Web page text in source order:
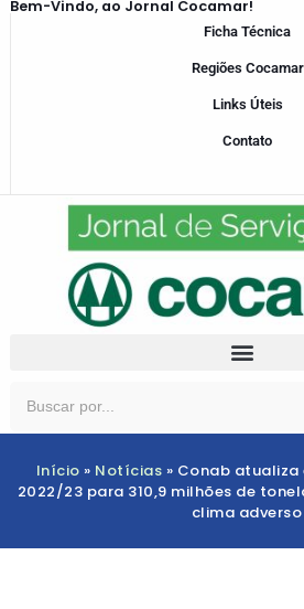
Bem-Vindo, ao Jornal Cocamar!
Ficha Técnica
Regiões Cocamar
Links Úteis
Contato
Início » Notícias » Conab
2022/23 para 310,9 milhões de
clima adverso